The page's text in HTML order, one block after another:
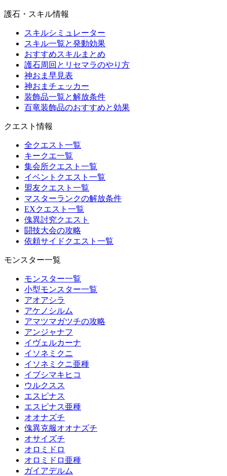
護石・スキル情報
スキルシミュレーター
スキル一覧と発動効果
おすすめスキルまとめ
護石周回とリセマラのやり方
神おま早見表
神おまチェッカー
装飾品一覧と解放条件
百竜装飾品のおすすめと効果
クエスト情報
全クエスト一覧
キークエ一覧
集会所クエスト一覧
イベントクエスト一覧
盟友クエスト一覧
マスターランクの解放条件
EXクエスト一覧
傀異討究クエスト
闘技大会の攻略
依頼サイドクエスト一覧
モンスター一覧
モンスター一覧
小型モンスター一覧
アオアシラ
アケノシルム
アマツマガツチの攻略
アンジャナフ
イヴェルカーナ
イソネミクニ
イソネミクニ亜種
イブシマキヒコ
ウルクスス
エスピナス
エスピナス亜種
オオナズチ
傀異克服オオナズチ
オサイズチ
オロミドロ
オロミドロ亜種
ガイアデルム